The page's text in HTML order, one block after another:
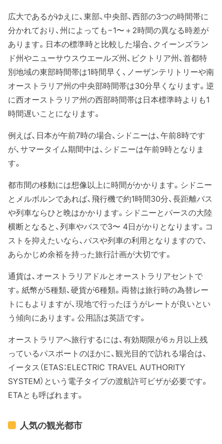
広大であるがゆえに、東部、中央部、西部の3つの時間帯に
分かれており、州によっても−1〜＋2時間の異なる時差が
あります。日本の標準時と比較した場合、クイーンズラン
ド州やニューサウスウエールズ州、ビクトリア州、首都特
別地域の東部時間帯は1時間早く、ノーザンテリトリーや南
オーストラリア州の中央部時間帯は30分早くなります。逆
に西オーストラリア州の西部時間帯は日本標準時よりも1
時間遅いことになります。
例えば、日本が午前7時の場合、シドニーは、午前8時です
が、サマータイム期間中は、シドニーは午前9時となりま
す。
都市間の移動には想像以上に時間がかかります。シドニー
とメルボルンであれば、飛行機で約1時間30分、長距離バス
や列車ならひと晩はかかります。シドニーとパースの大陸
横断となると、列車やバスで3〜 4日がかりとなります。コ
ストを抑えたいなら、バスや列車の利用となりますので、
あらかじめ余裕を持った旅行計画が大切です。
通貨は、オーストラリアドルとオーストラリアセントで
す。紙幣が5種類、硬貨が6種類。両替は旅行時の為替レー
トにもよりますが、現地で行ったほうがレートが良いとい
う傾向にあります。公用語は英語です。
オーストラリアへ旅行するには、有効期限が6ヵ月以上残
っているパスポートのほかに、観光目的で訪れる場合は、
イータス（ETAS：ELECTRIC TRAVEL AUTHORITY
SYSTEM）という電子タイプの渡航許可ビザが必要です。
ETAとも呼ばれます。
人気の観光都市